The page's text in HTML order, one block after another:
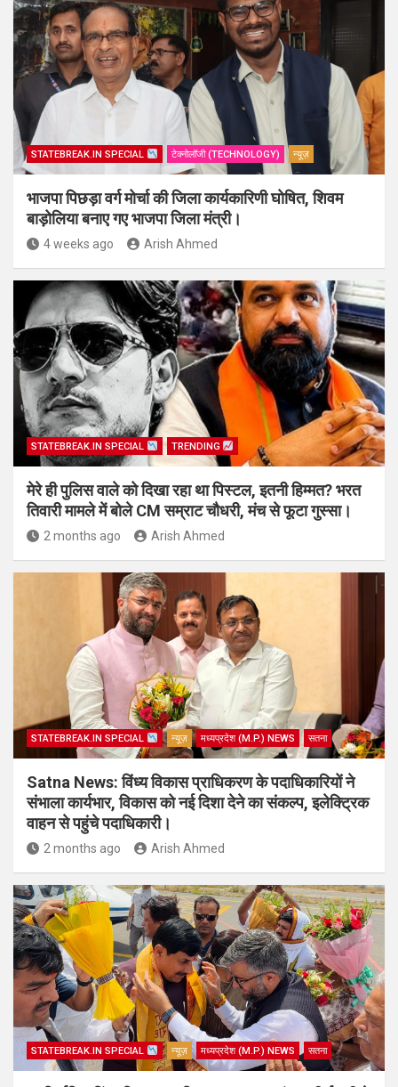
STATEBREAK.IN SPECIAL टेक्नोलॉजी (TECHNOLOGY) न्यूज़
भाजपा पिछड़ा वर्ग मोर्चा की जिला कार्यकारिणी घोषित, शिवम
बाड़ोलिया बनाए गए भाजपा जिला मंत्री।
4 weeks ago Arish Ahmed
STATEBREAK.IN SPECIAL TRENDING
मेरे ही पुलिस वाले को दिखा रहा था पिस्टल, इतनी हिम्मत? भरत
तिवारी मामले में बोले CM सम्राट चौधरी, मंच से फूटा गुस्सा।
2 months ago Arish Ahmed
STATEBREAK.IN SPECIAL न्यूज़ मध्यप्रदेश (M.P.) NEWS सतना
Satna News: विंध्य विकास प्राधिकरण के पदाधिकारियों ने
संभाला कार्यभार, विकास को नई दिशा देने का संकल्प, इलेक्ट्रिक
वाहन से पहुंचे पदाधिकारी।
2 months ago Arish Ahmed
STATEBREAK.IN SPECIAL न्यूज़ मध्यप्रदेश (M.P.) NEWS सतना